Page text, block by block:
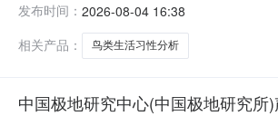
路镇雪龙路1000号联系方式：周
佳玥02
发布时间： 2026-08-04 16:38
相关产品：
鸟类生活习性分析
中国极地研究中心(中国极地研究所